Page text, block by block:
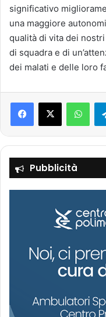
significativo
una maggiore
qualità di vita dei
di squadra e di
dei malati e delle loro
Pubblicità